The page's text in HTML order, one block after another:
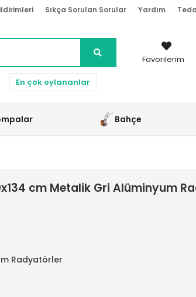
Sıkça Sorulan Sorular Yardım
En çok oylananlar
Favorilerim
Bahçe
cm Metalik Gri Alüminyum
Radyatörler